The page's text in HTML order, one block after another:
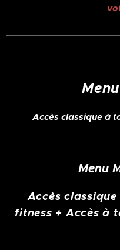
Accès classique à
Menu
Accès
fitness + Accès à